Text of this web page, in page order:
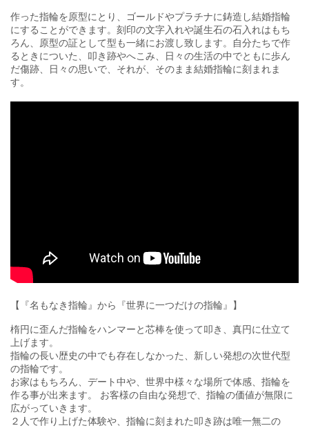
作った指輪を原型にとり、ゴールドやプラチナに鋳造し結婚指輪
にすることができます。刻印の文字入れや誕生石の石入れはもち
ろん、原型の証として型も一緒にお渡し致します。自分たちで作
るときについた、叩き跡やへこみ、日々の生活の中でともに歩ん
だ傷跡、日々の思いで、それが、そのまま結婚指輪に刻まれま
す。
【『名もなき指輪』から『世界に一つだけの指輪』】
楕円に歪んだ指輪をハンマーと芯棒を使って叩き、真円に仕立て
上げます。
指輪の長い歴史の中でも存在しなかった、新しい発想の次世代型
の指輪です。
お家はもちろん、デート中や、世界中様々な場所で体感、指輪を
作る事が出来ます。 お客様の自由な発想で、指輪の価値が無限に
広がっていきます。
２人で作り上げた体験や、指輪に刻まれた叩き跡は唯一無二の